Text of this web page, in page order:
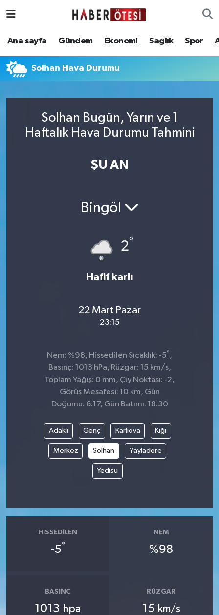
Ana sayfa Gündem Ekonomi Sağlık Spor
Solhan Hava Durumu
Solhan Bugün, Yarın ve 1
Haftalık Hava Durumu Tahmini
ŞU AN
Bingöl
2°
Hafif karlı
22 Mart Pazar
23:15
Nem: %98, Hissedilen Sıcaklık: -5° ,
Basınç: 1013 hPa, Rüzgar: 15 km/s,
Toplam Yağış: 0 mm, Çiy Noktası: -2,
Görüş Mesafesi: 10 km, Gün
Doğumu: 6:17, Gün Batımı: 18:30
Adaklı Genç Karlıova Kiğı
Merkez Solhan Yayladere
Yedisu
HISSEDILEN
-5°
NEM
%98
BASINÇ
1013 hpa
RÜZGAR
15 km/s
Ana sayfa
Sağlık
Spor
Eskişehir Nöbetçi Eczaneler
Eskişehir Trafik Yoğunluk Haritası
Süper Lig Puan Durumu ve Fikstür